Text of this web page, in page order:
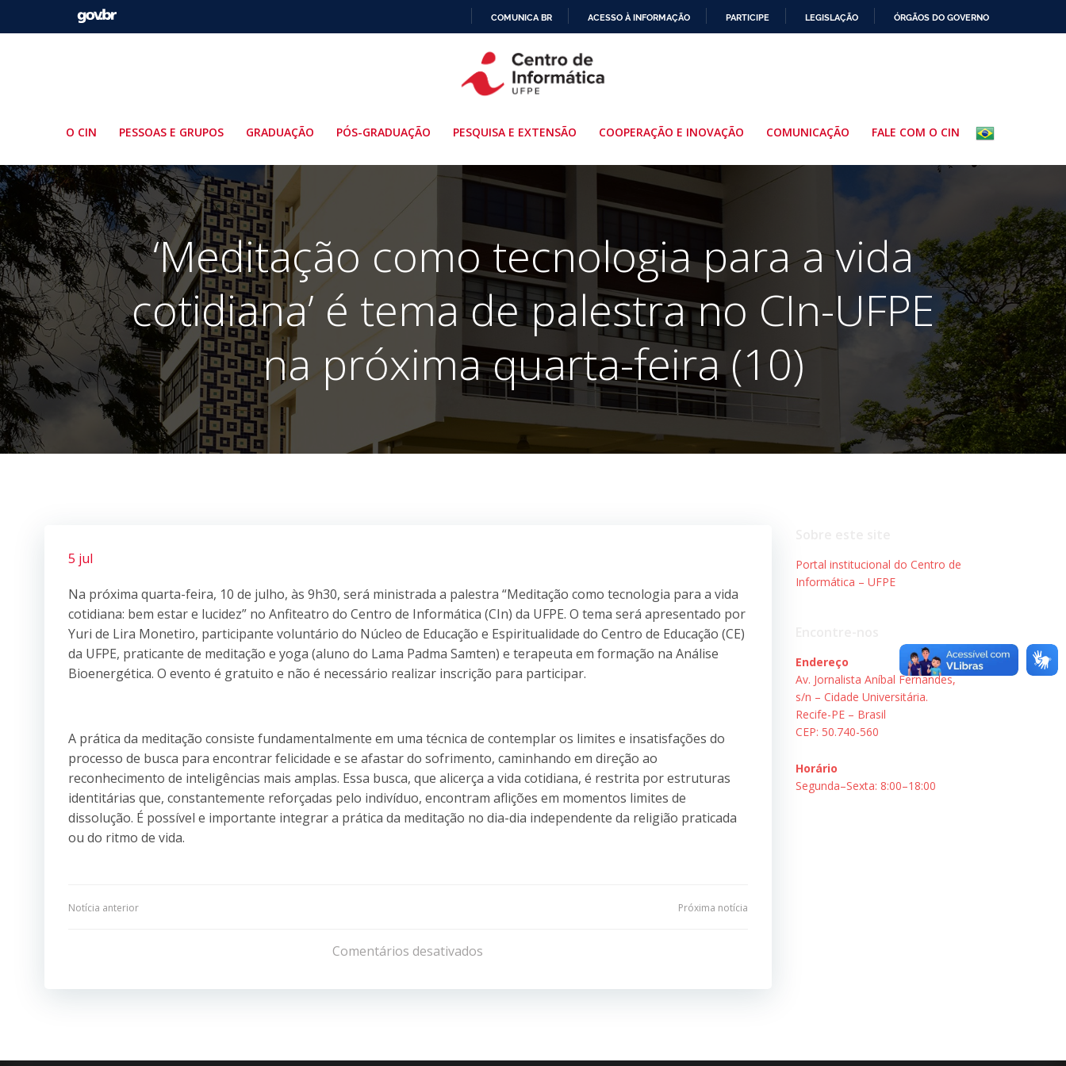
PARA
O
COMUNICA BR ACESSO À INFORMAÇÃO PARTICIPE LEGISLAÇÃO ÓRGÃOS DO GOVERNO
O CIN PESSOAS E GRUPOS GRADUAÇÃO PÓS-GRADUAÇÃO PESQUISA E EXTENSÃO COOPERAÇÃO E INOVAÇÃO COMUNICAÇÃO FALE COM O CIN
‘Meditação como tecnologia para a vida
cotidiana’ é tema de palestra no CIn-UFPE
na próxima quarta-feira (10)
5 jul
Na próxima quarta-feira, 10 de julho, às 9h30, será ministrada a palestra “Meditação como tecnologia para a vida
cotidiana: bem estar e lucidez” no Anfiteatro do Centro de Informática (CIn) da UFPE. O tema será apresentado por
Yuri de Lira Monetiro, participante voluntário do Núcleo de Educação e Espiritualidade do Centro de Educação (CE)
da UFPE, praticante de meditação e yoga (aluno do Lama Padma Samten) e terapeuta em formação na Análise
Bioenergética. O evento é gratuito e não é necessário realizar inscrição para participar.
A prática da meditação consiste fundamentalmente em uma técnica de contemplar os limites e insatisfações do
processo de busca para encontrar felicidade e se afastar do sofrimento, caminhando em direção ao
reconhecimento de inteligências mais amplas. Essa busca, que alicerça a vida cotidiana, é restrita por estruturas
identitárias que, constantemente reforçadas pelo indivíduo, encontram aflições em momentos limites de
dissolução. É possível e importante integrar a prática da meditação no dia-dia independente da religião praticada
ou do ritmo de vida.
Navegação
Post
Notícia anterior
de
Post
Próxima notícia
Comentários desativados
Portal institucional do Centro de
Informática – UFPE
Endereço
Av. Jornalista Aníbal Fernandes,
s/n – Cidade Universitária.
Recife-PE – Brasil
CEP: 50.740-560
Horário
Segunda–Sexta: 8:00–18:00